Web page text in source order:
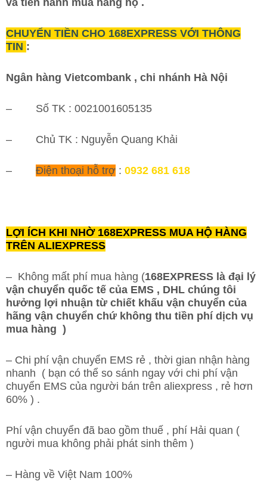
CHUYỂN TIỀN CHO 168EXPRESS VỚI THÔNG
TIN :
Ngân hàng Vietcombank , chi nhánh Hà Nội
– Số TK : 0021001605135
– Chủ TK : Nguyễn Quang Khải
– Điện thoại hỗ trợ : 0932 681 618
LỢI ÍCH KHI NHỜ 168EXPRESS MUA HỘ HÀNG
TRÊN ALIEXPRESS
– Không mất phí mua hàng (168EXPRESS là đại lý
vận chuyển quốc tế của EMS , DHL chúng tôi
hưởng lợi nhuận từ chiết khấu vận chuyển của
hãng vận chuyển chứ không thu tiền phí dịch vụ
mua hàng )
– Chi phí vận chuyển EMS rẻ , thời gian nhận hàng
nhanh ( bạn có thể so sánh ngay với chi phí vận
chuyển EMS của người bán trên aliexpress , rẻ hơn
60% ) .
Phí vận chuyển đã bao gồm thuế , phí Hải quan (
người mua không phải phát sinh thêm )
– Hàng về Việt Nam 100%